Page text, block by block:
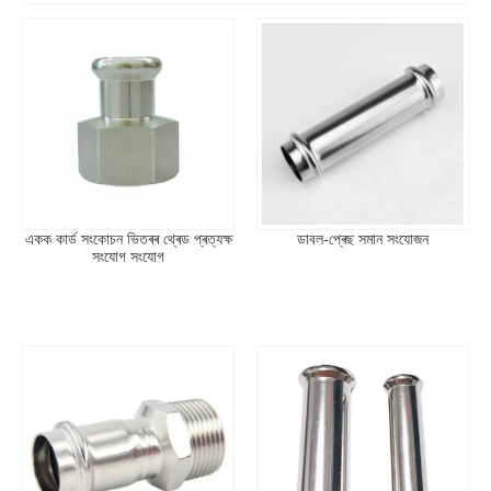
কাপলিং ব্যৱহাৰ কৰা হয়।
পণ্যৰ নিৰ্দিষ্টকৰণ
প্ৰাচলসমূহ
ফিটিং প্ৰকাৰ প্ৰেছ-ফিট কাপলিং
অপাৰেচন মোড
সংযোগৰ ধৰণ প্ৰেছ-ফিট কৰক
পিতল, এছ ইউ এছ ৩০৪, এছ ইউ এছ ৩১৬এল
ছীল সামগ্ৰী ইপিডিএম
তাপমাত্ৰাৰ পৰিসৰ -২০ ডিগ্ৰী চেলছিয়াছৰ পৰা ১২০ ডিগ্ৰী চেলছিয়াছলৈ
একক কাৰ্ড সংকোচন ভিতৰৰ থ্ৰেড প্ৰত্যক্ষ
সংযোগ সংযোগ
ডাবল-প্ৰেছ সমান সংযোজন